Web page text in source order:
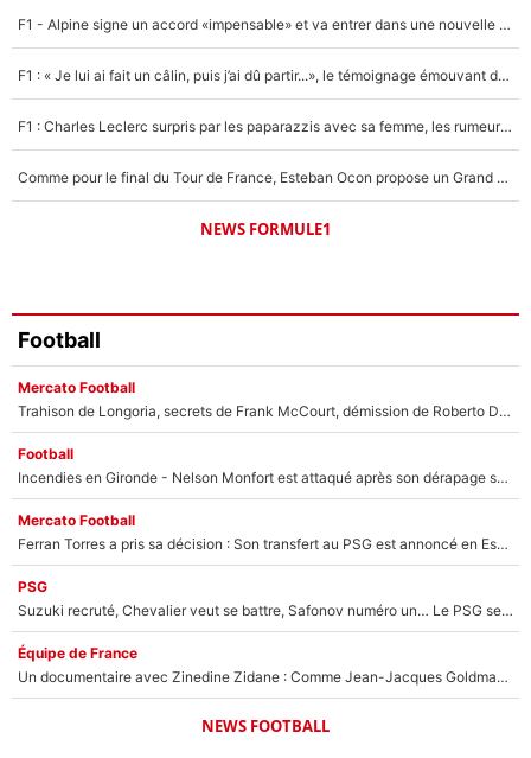
5% F1 - Alpine signe un accord «impensable» et va entrer dans une nouvelle dimension : Grande nouvelle pour Pierre Gasly !
F1 : « Je lui ai fait un câlin, puis j’ai dû partir...», le témoignage émouvant de Max Verstappen sur sa fille
F1 : Charles Leclerc surpris par les paparazzis avec sa femme, les rumeurs étaient vraies !
Comme pour le final du Tour de France, Esteban Ocon propose un Grand Prix de Formule 1 à Paris : «Autour de l’Arc de Triomphe, ce serait génial» !
NEWS FORMULE1
Football
Mercato Football
Trahison de Longoria, secrets de Frank McCourt, démission de Roberto De Zerbi : Medhi Benatia se lâche sur son départ de l'OM et fait d'importantes révélations
Football
Incendies en Gironde - Nelson Monfort est attaqué après son dérapage sur CNews : «Et lui, il prend combien pour parler dans un studio climatisé?»
Mercato Football
Ferran Torres a pris sa décision : Son transfert au PSG est annoncé en Espagne !
PSG
Suzuki recruté, Chevalier veut se battre, Safonov numéro un… Le PSG se lance encore dans un gros chantier pour le poste de gardien de but
Équipe de France
Un documentaire avec Zinedine Zidane : Comme Jean-Jacques Goldman et Mylène Farmer, le nouveau sélectionneur de l'équipe de France a recalé une journaliste très connue
NEWS FOOTBALL